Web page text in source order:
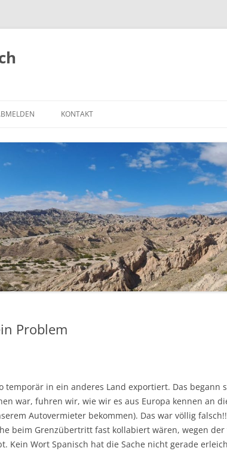
TIERBEOBACHTUNGEN
BLOG-BEITRÄGE AUF DER
LANDKARTE
SEHENSWÜRDIGKEITEN UND
NATIONALPARKS
CAMPINGPLÄTZE UND
HILFREICHE LINKS
KONTAKT
Problem
in ein anderes Land exportiert. Das begann
war, fuhren wir, wie wir es aus Europa kennen an
Autovermieter bekommen). Das war völlig
beim Grenzübertritt fast kollabiert wären, wegen
Kein Wort Spanisch hat die Sache nicht gerade